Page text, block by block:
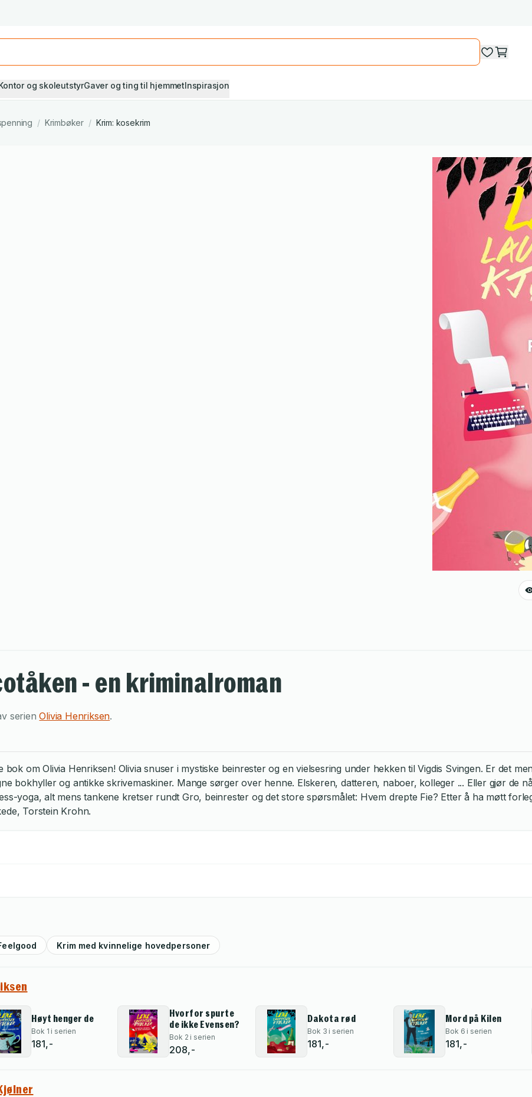
og skoleutstyrGaver og ting til hjemmetInspirasjon
/ Krimbøker / Krim: kosekrim
- en kriminalroman
serienOlivia Henriksen.
om Olivia Henriksen! Olivia snuser i mystiske beinrester og en vielsesring under hekken til Vigdis Svingen. Er
bokhyller og antikke skrivemaskiner. Mange sørger over henne. Elskeren, datteren, naboer, kolleger ... Eller gjør
yoga, alt mens tankene kretser rundt Gro, beinrester og det store spørsmålet: Hvem drepte Fie? Etter å ha møtt
Torstein Krohn.
Krim med kvinnelige hovedpersoner
Høyt henger de
Bok 1 i serien
181,-
Hvorfor spurte
de ikke Evensen?
Bok 2 i serien
208,-
Dakota rød
Bok 3 i serien
181,-
Mord på Kilen
Bok 6 i serien
181,-